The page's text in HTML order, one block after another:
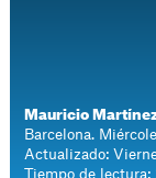
Mauricio
Barcelona.
Actualizado:
Tiempo de